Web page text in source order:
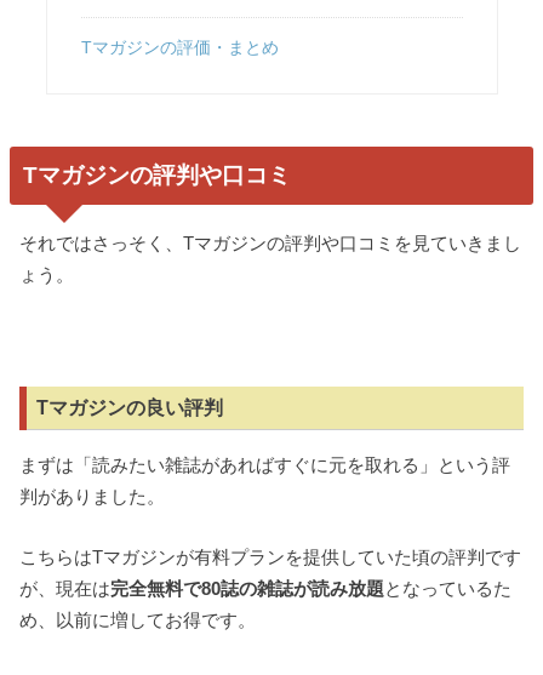
Tマガジンの評価・まとめ
Tマガジンの評判や口コミ
それではさっそく、Tマガジンの評判や口コミを見ていきまし
ょう。
Tマガジンの良い評判
まずは「読みたい雑誌があればすぐに元を取れる」という評
判がありました。
こちらはTマガジンが有料プランを提供していた頃の評判です
が、現在は完全無料で80誌の雑誌が読み放題となっているた
め、以前に増してお得です。